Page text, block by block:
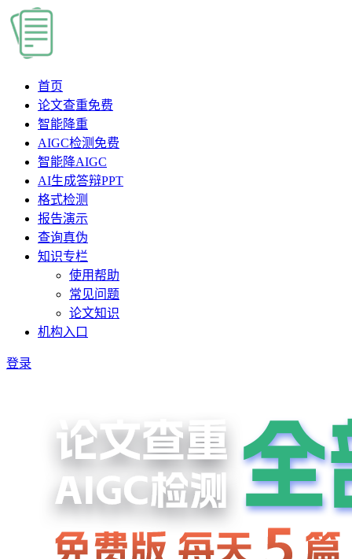
首页
论文查重免费
智能降重
AIGC检测 免费
智能降AIGC
AI生成答辩PPT
格式检测
报告演示
查询真伪
知识专栏
使用帮助
常见问题
论文知识
机构入口
登录